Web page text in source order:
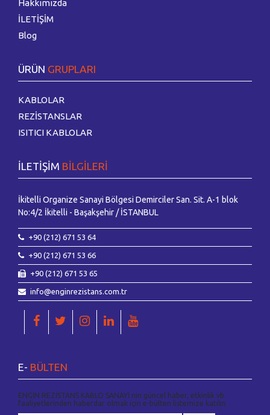
Hakkımızda
İLETİŞİM
Blog
ÜRÜN GRUPLARI
KABLOLAR
REZİSTANSLAR
ISITICI KABLOLAR
İLETİŞİM BİLGİLERİ
İkitelli Organize Sanayi Bölgesi Demirciler San. Sit. A-1 blok
No:4/2 İkitelli - Başakşehir / İSTANBUL
+90 (212) 671 53 64
+90 (212) 671 53 66
+90 (212) 671 53 65
info@enginrezistans.com.tr
E- BÜLTEN
ENGİN REZİSTANS KABLO SANAYİ nin güncel haber, etkinlik vb.
faaliyetlerinden haberdar olmak için e-bülten listemize katılın